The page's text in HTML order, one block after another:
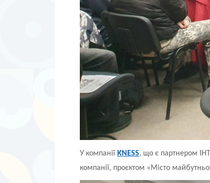
У компанії KNESS, що є партнером
компанії, проєктом «Місто